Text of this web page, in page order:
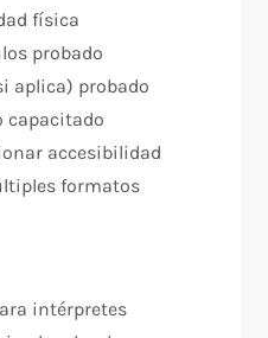
física
probado
aplica) probado
capacitado
accesibilidad
formatos
intérpretes